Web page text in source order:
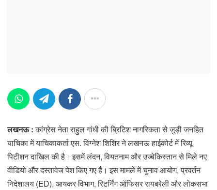
लखनऊ :कांग्रेस नेता राहुल गांधी की ब्रिटिश नागरिकता से जुड़ी जनहित
याचिका में याचिकाकर्ता एस. विग्नेश शिशिर ने लखनऊ हाईकोर्ट में रिव्यू
पिटीशन दाखिल की है। इसमें लंदन, वियतनाम और उज्बेकिस्तान से मिले नए
वीडियो और दस्तावेज पेश किए गए हैं। इस मामले में चुनाव आयोग, प्रवर्तन
निदेशालय (ED), आयकर विभाग, रिटर्निंग ऑफिसर रायबरेली और लोकसभा